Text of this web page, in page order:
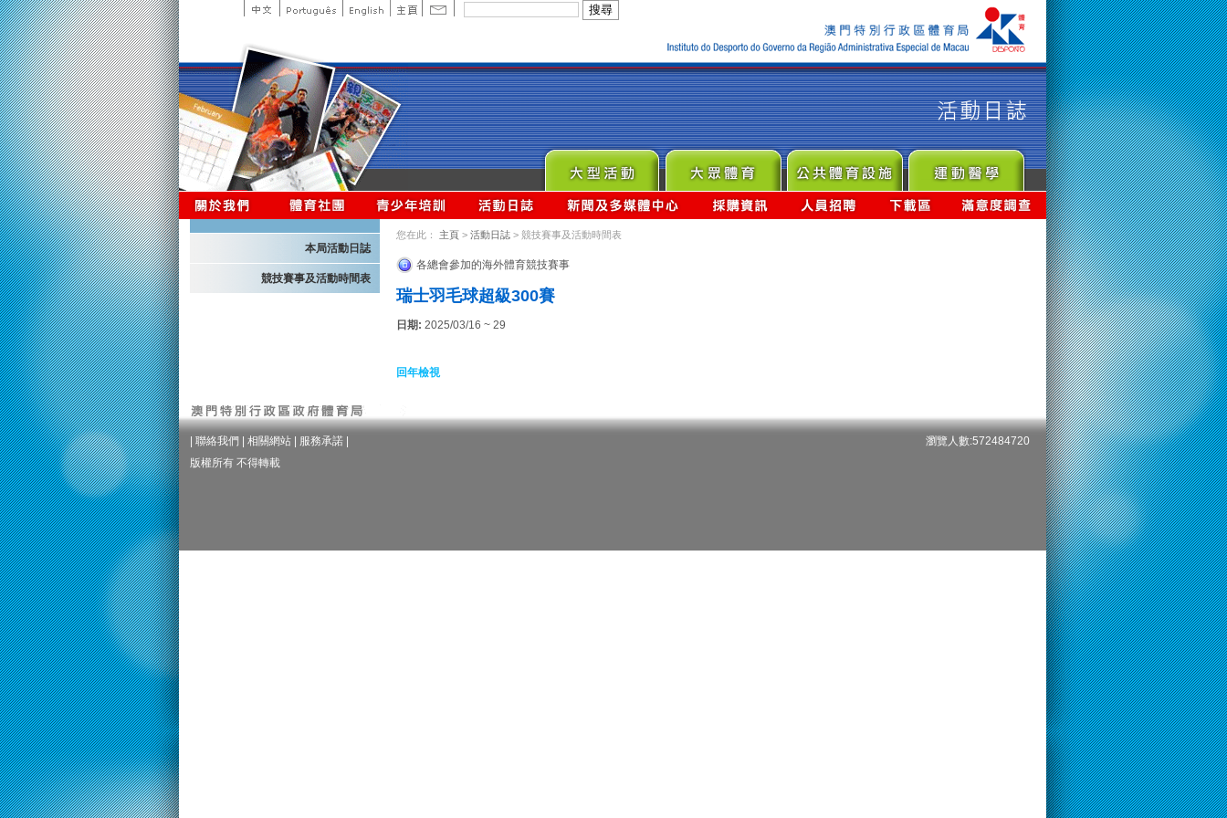
本局活動日誌
競技賽事及活動時間表
您在此： 主頁 > 活動日誌 > 競技賽事及活動時間表
各總會參加的海外體育競技賽事
瑞士羽毛球超級300賽
日期: 2025/03/16 ~ 29
回年檢視
聯絡我們 相關網站 服務承諾
版權所有 不得轉載
瀏覽人數:572484720